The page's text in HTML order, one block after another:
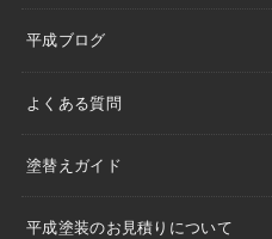
平成ブログ
よくある質問
塗替えガイド
平成塗装のお見積りについて